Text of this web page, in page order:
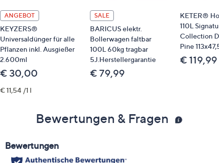
ANGEBOT
KEYZERS®
Universaldünger für alle
Pflanzen inkl. Ausgießer
2.600ml
€ 30,00
€ 11,54 /1 l
SALE
BARICUS elektr.
Bollerwagen faltbar
100L 60kg tragbar
5J.Herstellergarantie
€ 79,99
KETER®
110L
Collection
Pine
€ 119,99
Bewertungen & Fragen